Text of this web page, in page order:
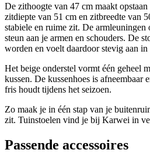
De zithoogte van 47 cm maakt
zitdiepte van 51 cm en zitbreedte van
stabiele en ruime zit. De armleuningen
steun aan je armen en schouders. De
worden en voelt daardoor stevig aan
Het beige onderstel vormt één geheel
kussen. De kussenhoes is afneembaar
fris houdt tijdens het seizoen.
Zo maak je in één stap van je
zit. Tuinstoelen vind je bij Karwei in
Passende accessoires